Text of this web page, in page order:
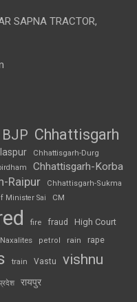
SAPNA TRACTOR,
BJP Chhattisgarh
Chhattisgarh-Durg
Chhattisgarh-Korba
Raipur
Chhattisgarh-Sukma
Minister Sai CM
fire fraud High Court
Naxalites petrol rain rape
train Vastu vishnu
रायपुर